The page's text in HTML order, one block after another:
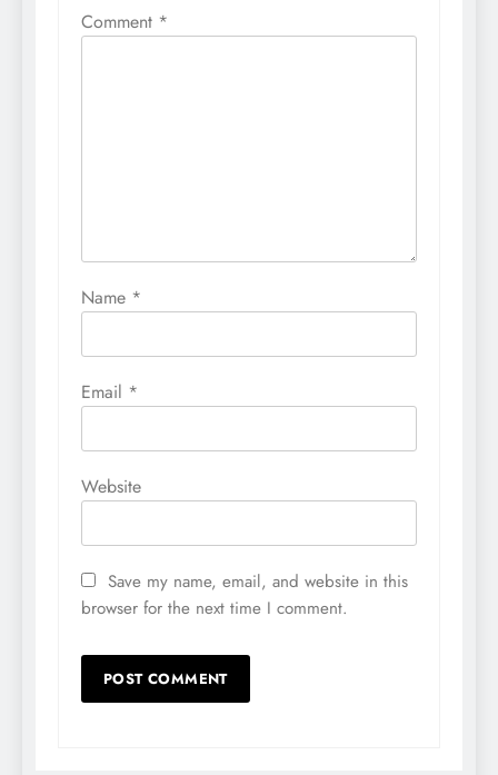
Comment *
Name *
Email *
Website
Save my name, email, and website in this
browser for the next time I comment.